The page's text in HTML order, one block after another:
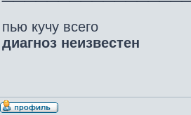
пью кучу всего
диагноз неизвестен